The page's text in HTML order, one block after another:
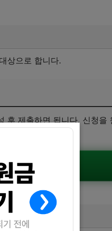
상으로 합니다.
후 제출하면 됩니다. 신청을
인하기